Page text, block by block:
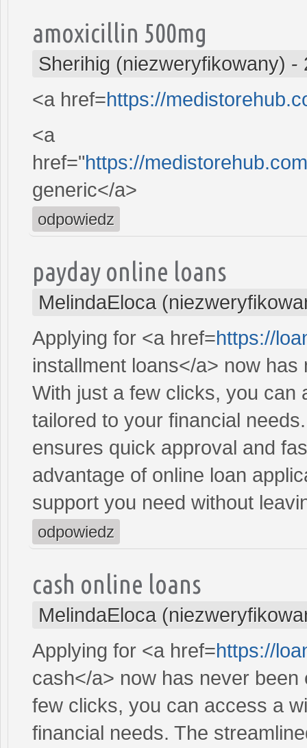
amoxicillin 500mg
Sherihig (niezweryfikowany) -
<a href=https://
<a
href="https://
generic</a>
odpowiedz
payday online loans
MelindaEloca
Applying for <a href=https://
installment loans</a> now
With just a few clicks, you can
tailored to your financial
ensures quick approval and
advantage of online loan
support you need without
odpowiedz
cash online loans
MelindaEloca
Applying for <a href=https://
cash</a> now has never
few clicks, you can access a
financial needs. The